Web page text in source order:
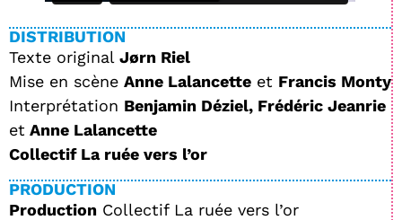
DISTRIBUTION
Texte original Jørn Riel
Mise en scène Anne Lalancette et Francis Monty
Interprétation Benjamin Déziel, Frédéric Jeanrie
et Anne Lalancette
Collectif La ruée vers l’or
PRODUCTION
Production Collectif La ruée vers l’or